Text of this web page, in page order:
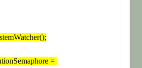
mJobExecutionSemaphore =